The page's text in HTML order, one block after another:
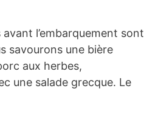
l’embarquement sont
savourons une bière
aux herbes,
une salade grecque. Le